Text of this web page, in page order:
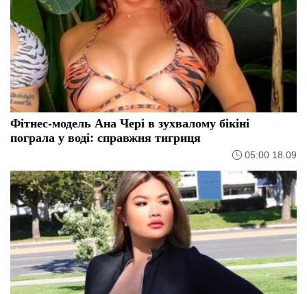
Фітнес-модель Ана Чері в зухвалому бікіні
пограла у воді: справжня тигриця
05:00 18.09